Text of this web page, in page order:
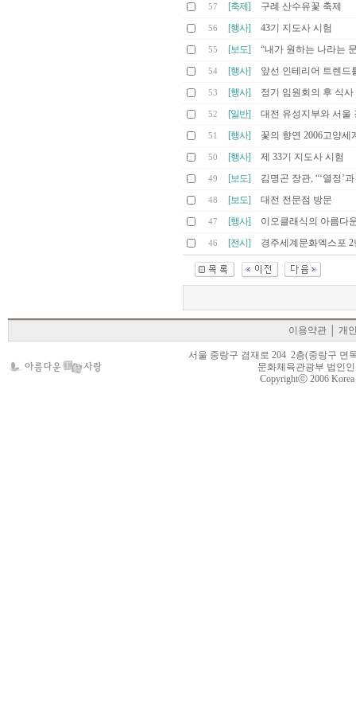
57 [축제] 구례 산수유꽃 축제
56 [행사] 43기 지도사 시험
55 [보도] “내가 원하는 나라는
54 [행사] 앞선 인테리어 트렌드
53 [행사] 정기 임원회의 후 식사
52 [일반] 대전 유성지부와 서울
51 [행사] 꽃의 향연 2006고양세
50 [행사] 제 33기 지도사 시험
49 [보도] 김명곤 장관, “‘열정’
48 [보도] 대전 전문점 방문
47 [행사] 이오클래식의 아름다
46 [전시] 경주세계문화엑스포
이용약관 │개
서울 중랑구 겸재로 204 2층(중랑구 면
문화체육관광부 법인
Copyrightⓒ 2006 Korea